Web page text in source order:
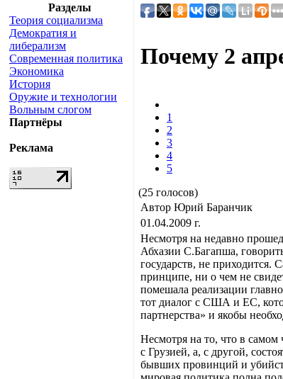
Разделы
Теория социализма
Демократия и
либерализм
Современная политика
Экономика
История
Оружие и технологии
Вольным слогом
Партнёры
Реклама
Почему 2
1
2
3
4
5
(25 голосов)
Автор Юрий Баранчик
01.04.2009 г.
Несмотря на недавно
Абхазии С.Багапша,
государств, не приходится.
принципе, ни о чем не
помешала реализации
тот диалог с США и ЕС,
партнерства» и якобы
Несмотря на то, что в самом
с Грузией, а, с другой,
бывших провинций и